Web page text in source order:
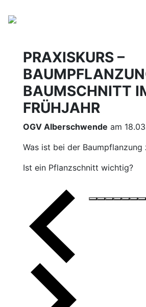
PRAXISKURS –
BAUMSCHNITT
FRÜHJAHR
OGV Alberschwende am
Was ist bei der Baumpflanzung
Ist ein Pflanzschnitt wichtig?